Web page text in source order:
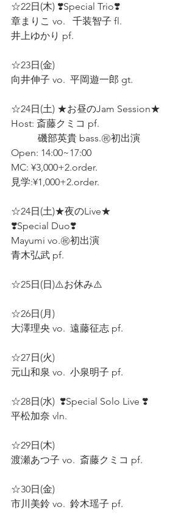
☆22日(木) ❣️Special Trio❣️
章まりこ vo.   千装智子 fl.
井上ゆかり pf.
☆23日(金)
向井伸子 vo.  平岡遊一郎 gt.
☆24日(土) ★お昼のJam Session★
Host: 斎藤クミコ pf.
           磯部英貴 bass.㊗️初出演
Open: 14:00~17:00
MC: ¥3,000+2.order.
見学:¥1,000+2.order.
☆24日(土)★夜のLive★
❣️Special Duo❣️
Mayumi vo.㊗️初出演
青木弘武 pf.
☆25日(日)⚠️お休み⚠️
☆26日(月)
大澤理央 vo.  遠藤征志 pf.
☆27日(火)
元山和泉 vo.  小泉明子 pf.
☆28日(水)  ❣️Special Solo Live ❣️
平松加奈 vln.
☆29日(木)
渡瀬あつ子 vo.  斎藤クミコ pf.
☆30日(金)
市川美鈴 vo.  鈴木瑶子 pf.